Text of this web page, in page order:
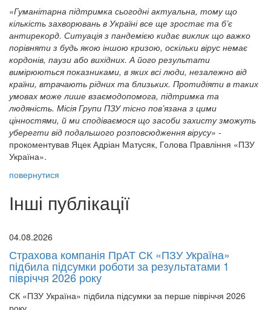
«Гуманітарна підтримка сьогодні актуальна, тому що
кількість захворювань в Україні все ще зростає та б’є
антирекорд. Ситуація з пандемією кидає виклик що важко
порівняти з будь якою іншою кризою, оскільки вірус немає
кордонів, паузи або вихідних. А його результати
вимірюються показниками, в яких всі люди, незалежно від
країни, втрачають рідних та близьких. Протидіяти в таких
умовах може лише взаємодопомога, підтримка та
людяність. Місія Групи ПЗУ тісно пов’язана з цими
цінностями, й ми сподіваємося що засоби захисту зможуть
уберегти від подальшого розповсюдження вірусу» -
прокоментував Яцек Адріан Матусяк, Голова Правління «ПЗУ
Україна».
повернутися
Інші публікації
04.08.2026
Страхова компанія ПрАТ СК «ПЗУ Україна»
підбила підсумки роботи за результатами 1
півріччя 2026 року
СК «ПЗУ Україна» підбила підсумки за перше півріччя 2026